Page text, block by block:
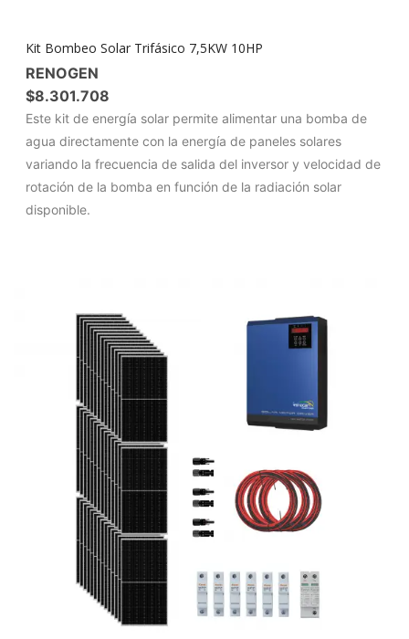
Kit Bombeo Solar Trifásico 7,5KW 10HP
RENOGEN
$8.301.708
Este kit de energía solar permite alimentar una bomba de
agua directamente con la energía de paneles solares
variando la frecuencia de salida del inversor y velocidad de
rotación de la bomba en función de la radiación solar
disponible.